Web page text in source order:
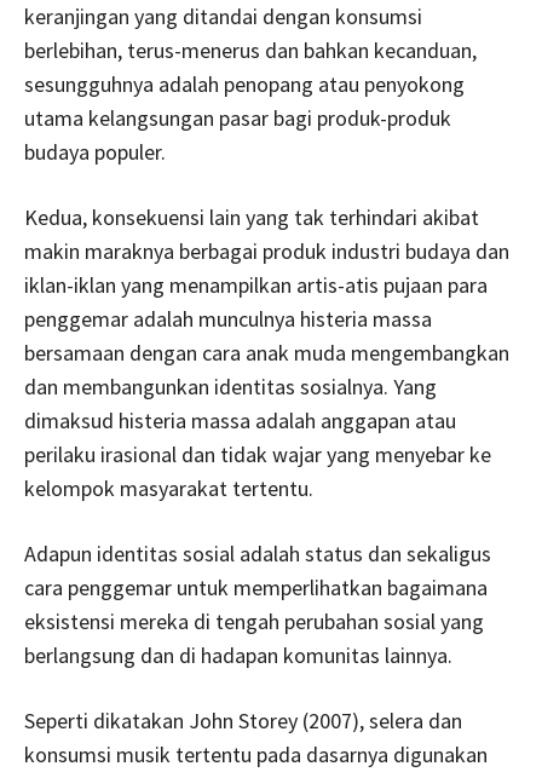
keranjingan yang ditandai dengan konsumsi
berlebihan, terus-menerus dan bahkan kecanduan,
sesungguhnya adalah penopang atau penyokong
utama kelangsungan pasar bagi produk-produk
budaya populer.
Kedua, konsekuensi lain yang tak terhindari akibat
makin maraknya berbagai produk industri budaya dan
iklan-iklan yang menampilkan artis-atis pujaan para
penggemar adalah munculnya histeria massa
bersamaan dengan cara anak muda mengembangkan
dan membangunkan identitas sosialnya. Yang
dimaksud histeria massa adalah anggapan atau
perilaku irasional dan tidak wajar yang menyebar ke
kelompok masyarakat tertentu.
Adapun identitas sosial adalah status dan sekaligus
cara penggemar untuk memperlihatkan bagaimana
eksistensi mereka di tengah perubahan sosial yang
berlangsung dan di hadapan komunitas lainnya.
Seperti dikatakan John Storey (2007), selera dan
konsumsi musik tertentu pada dasarnya digunakan